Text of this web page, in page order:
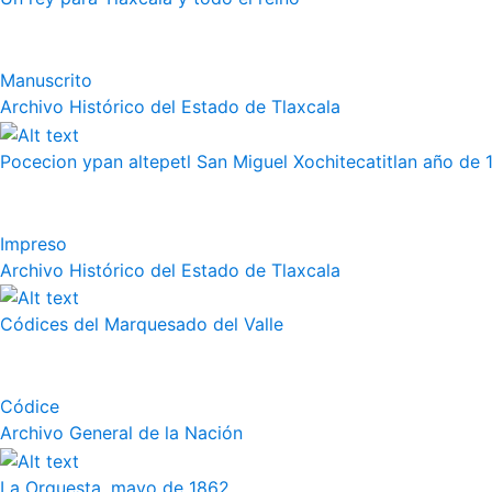
Manuscrito
Archivo Histórico del Estado de Tlaxcala
Pocecion ypan altepetl San Miguel Xochitecatitlan año de
Impreso
Archivo Histórico del Estado de Tlaxcala
Códices del Marquesado del Valle
Códice
Archivo General de la Nación
La Orquesta, mayo de 1862